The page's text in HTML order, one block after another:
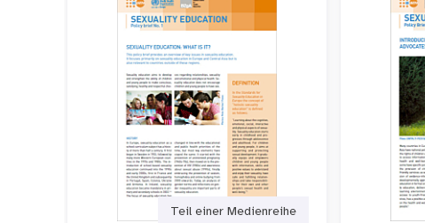
Teil einer Medienreihe